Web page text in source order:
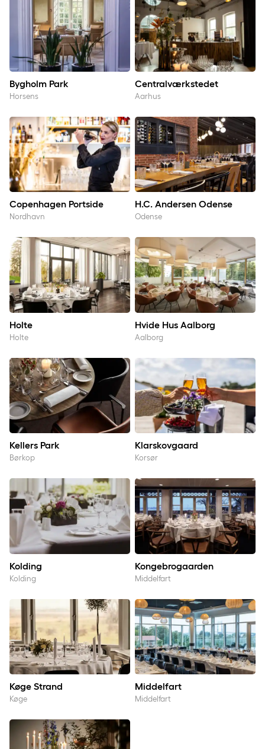
Bygholm Park
Bygholm Park
Horsens
Centralværkstedet
Centralværkstedet
Aarhus
Copenhagen Portside
Copenhagen Portside
Nordhavn
H.C. Andersen Odense
H.C. Andersen Odense
Odense
Holte
Holte
Holte
Hvide Hus Aalborg
Hvide Hus Aalborg
Aalborg
Kellers Park
Kellers Park
Børkop
Klarskovgaard
Klarskovgaard
Korsør
Kolding
Kolding
Kongebrogaarden
Kongebrogaarden
Middelfart
Køge Strand
Køge
Middelfart
Middelfart
Middelfart
Roskilde